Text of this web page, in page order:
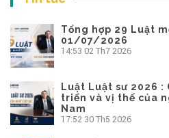
Tổng hợp 29 Luật
01/07/2026
14:53 02 Th7 2026
Luật Luật sư 2026 :
triển và vị thế của
Nam
17:52 30 Th5 2026